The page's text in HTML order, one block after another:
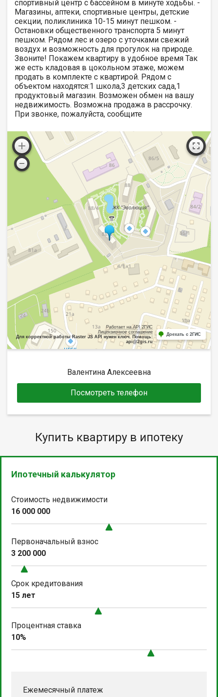
спортивный центр с бассейном в минуте ходьбы. -
Магазины, аптеки, спортивные центры, детские
секции, поликлиника 10-15 минут пешком. -
Остановки общественного транспорта 5 минут
пешком. Рядом лес и озеро с уточками свежий
воздух и возможность для прогулок на природе.
Звоните! Покажем квартиру в удобное время Так
же есть кладовая в цокольном этаже, можем
продать в комплекте с квартирой. Рядом с
объектом находятся:1 школа,3 детских сада,1
продуктовый магазин. Возможен обмен на вашу
недвижимость. Возможна продажа в рассрочку.
При звонке, пожалуйста, сообщите
Работает на API 2ГИС
Лицензионное соглашение
Для корректной работы Raster JS API нужен ключ. Помощь:
api@2gis.ru
Доехать с 2ГИС
Валентина Алексеевна
Посмотреть телефон
Купить квартиру в ипотеку
Ипотечный калькулятор
Стоимость недвижимости
16 000 000
Первоначальный взнос
3 200 000
Срок кредитования
15 лет
Процентная ставка
10%
Ежемесячный платеж